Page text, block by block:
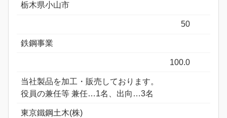
栃木県小山市
50
鉄鋼事業
100.0
当社製品を加工・販売しております。
役員の兼任等 兼任…1名、出向…3名
東京鐵鋼土木(株)